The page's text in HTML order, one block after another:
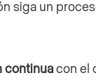
siga un
continua con el